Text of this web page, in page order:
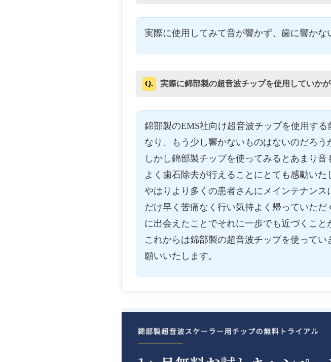
実際に使用してみて音が響かず、歯に響かな
Q. 実際に錦部製の超音波チップを使用していか
錦部製のEMS社向け超音波チップを使用す
なり、もう少し響かないものはないのだろう
しかし錦部製チップを使ってみるとあまり
よく歯石除去が行えることにとても感動いた
やはりより多くの患者さんにメインテナン
だけ早く苦痛なく行い気持よく帰っていた
に出会えたことでそれに一歩でも近づくこと
これからは錦部製の超音波チップを使って
願いいたします。